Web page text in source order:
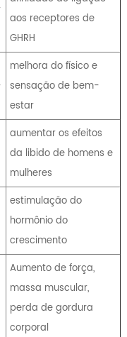
aos receptores de
GHRH
melhora do físico e
sensação de bem-
estar
aumentar os efeitos
da libido de homens e
mulheres
estimulação do
hormônio do
crescimento
Aumento de força,
massa muscular,
perda de gordura
corporal